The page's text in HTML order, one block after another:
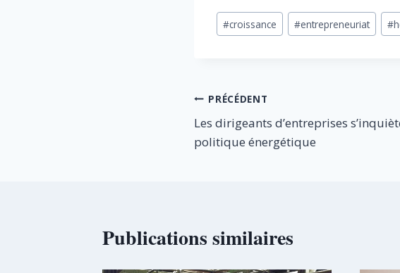
Étiquettes
de
#croissance #entrepreneuriat #
Navigation
de
PRÉCÉDENT
Les dirigeants d’entreprises
politique énergétique
Publications similaires